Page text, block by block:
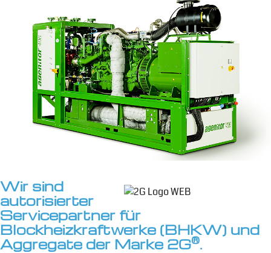
Wir sind
autorisierter
Servicepartner für
Blockheizkraftwerke (BHKW) und
Aggregate der Marke 2G®.